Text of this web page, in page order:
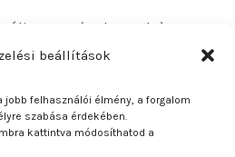
beállítások
felhasználói élmény, a forgalom
szabása érdekében.
kattintva módosíthatod a
Bálint E. V. (Halcsapda)
: 2890 Tata, Nyárfa u. 7.
: HU90921379
Bank 11740047-27102600